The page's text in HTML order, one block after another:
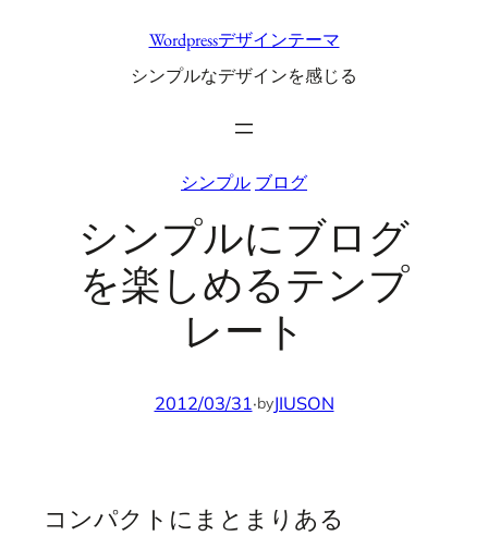
Wordpressデザインテーマ
シンプルなデザインを感じる
シンプル ブログ
シンプルにブログ
を楽しめるテンプ
レート
2012/03/31·byJIUSON
コンパクトにまとまりある